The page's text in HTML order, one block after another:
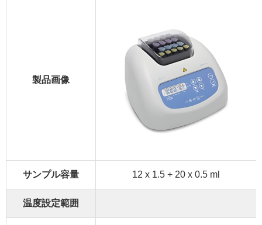
製品画像
サンプル容量 12 x 1.5 + 20 x 0.5 ml
温度設定範囲